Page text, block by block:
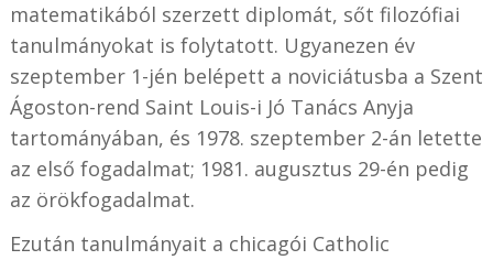
matematikából szerzett diplomát, sőt filozófiai
tanulmányokat is folytatott. Ugyanezen év
szeptember 1-jén belépett a noviciátusba a Szent
Ágoston-rend Saint Louis-i Jó Tanács Anyja
tartományában, és 1978. szeptember 2-án letette
az első fogadalmat; 1981. augusztus 29-én pedig
az örökfogadalmat.
Ezután tanulmányait a chicagói Catholic